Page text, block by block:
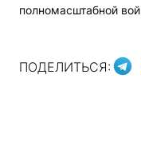
полномасштабной
ПОДЕЛИТЬСЯ: